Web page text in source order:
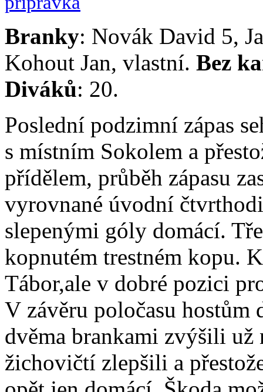
Branky: Novák David 5,
Kohout Jan, vlastní. Bez
Diváků: 20.
Poslední podzimní zápas
s místním Sokolem a
přídělem, průběh zápasu
vyrovnané úvodní
slepenými góly domácí.
kopnutém trestném kopu.
Tábor,ale v dobré pozici
V závěru poločasu hostům
dvěma brankami zvýšili už
žichovičtí zlepšili a